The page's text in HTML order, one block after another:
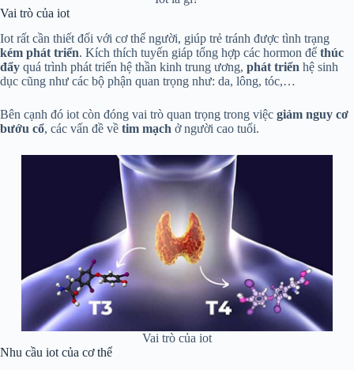
Vai trò của iot
Iot rất cần thiết đối với cơ thể người, giúp trẻ tránh được tình trạng
kém phát triển. Kích thích tuyến giáp tổng hợp các hormon để thúc
đẩy quá trình phát triển hệ thần kinh trung ương, phát triển hệ sinh
dục cũng như các bộ phận quan trọng như: da, lông, tóc,…
Bên cạnh đó iot còn đóng vai trò quan trọng trong việc giảm nguy cơ
bướu cổ, các vấn đề về tim mạch ở người cao tuổi.
Vai trò của iot
Nhu cầu iot của cơ thể